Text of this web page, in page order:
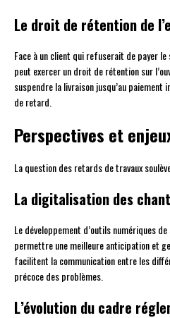
Le droit de rétention de
Face à un client qui refuserait de payer
peut exercer un droit de rétention sur
suspendre la livraison jusqu’au
de retard.
Perspectives et
La question des retards de travaux
La digitalisation des
Le développement d’outils numériques
permettre une meilleure anticipation et
facilitent la communication entre les
précoce des problèmes.
L’évolution du cadre